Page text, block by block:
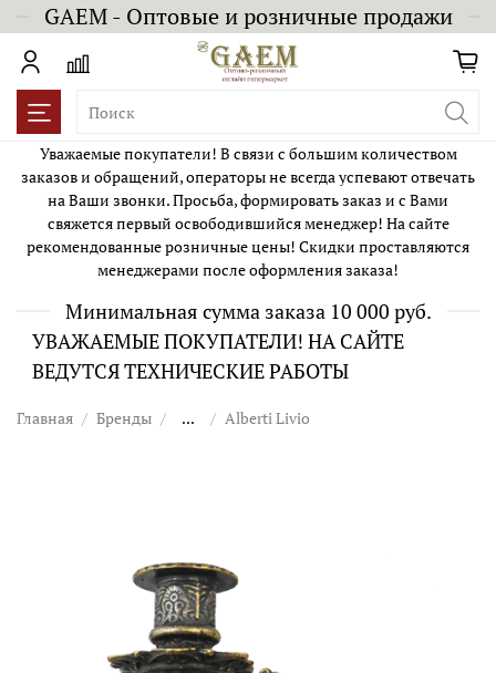
GAEM - Оптовые и розничные продажи
Уважаемые покупатели! В связи с большим количеством
заказов и обращений, операторы не всегда успевают отвечать
на Ваши звонки. Просьба, формировать заказ и с Вами
свяжется первый освободившийся менеджер! На сайте
рекомендованные розничные цены! Скидки проставляются
менеджерами после оформления заказа!
Минимальная сумма заказа 10 000 руб.
УВАЖАЕМЫЕ ПОКУПАТЕЛИ! НА САЙТЕ
ВЕДУТСЯ ТЕХНИЧЕСКИЕ РАБОТЫ
Главная Бренды ... Alberti Livio